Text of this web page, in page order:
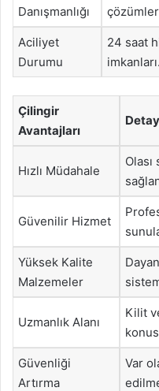
Danışmanlığı
Aciliyet
Durumu
24 saat
imkanları.
Çilingir
Avantajları
Hızlı Müdahale
Güvenilir Hizmet
Yüksek Kalite
Malzemeler
Uzmanlık Alanı
Kilit
Güvenliği
Artırma
Var